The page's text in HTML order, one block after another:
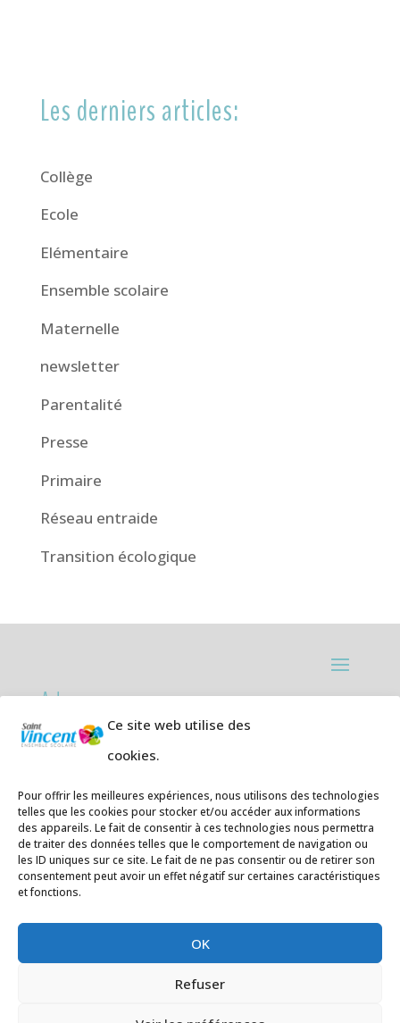
Ce site web utilise des
cookies.
Pour offrir les meilleures expériences, nous utilisons des technologies
telles que les cookies pour stocker et/ou accéder aux informations
des appareils. Le fait de consentir à ces technologies nous permettra
de traiter des données telles que le comportement de navigation ou
les ID uniques sur ce site. Le fait de ne pas consentir ou de retirer son
consentement peut avoir un effet négatif sur certaines caractéristiques
et fonctions.
OK
Refuser
Les derniers articles:
Collège
Ecole
Elémentaire
Ensemble scolaire
Maternelle
newsletter
Parentalité
Presse
Primaire
Réseau entraide
Transition écologique
Adresses:
Ecole primaire de la Plage,
Téléphone05 59 20 67 28
Collège Hendaye ville,1 rue de la
Libération 64700 Hendaye
Téléphone 05 59 48 89 00
E-mail:secretariat@saintvincent.eus